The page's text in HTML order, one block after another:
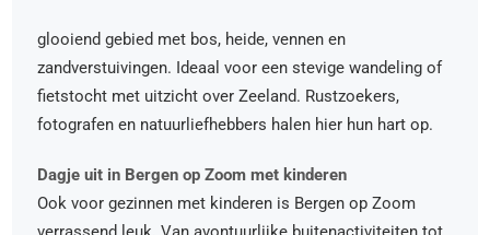
glooiend gebied met bos, heide, vennen en
zandverstuivingen. Ideaal voor een stevige wandeling of
fietstocht met uitzicht over Zeeland. Rustzoekers,
fotografen en natuurliefhebbers halen hier hun hart op.
Dagje uit in Bergen op Zoom met kinderen
Ook voor gezinnen met kinderen is Bergen op Zoom